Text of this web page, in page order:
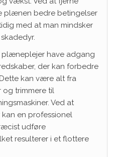
plænen bedre betingelser
med at man mindsker
plæneplejer have adgang
der kan forbedre
kan være alt fra
og trimmere til
Ved at
en professionel
udføre
resulterer i et flottere